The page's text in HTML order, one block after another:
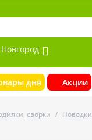
дня Акции
сворки / Поводки